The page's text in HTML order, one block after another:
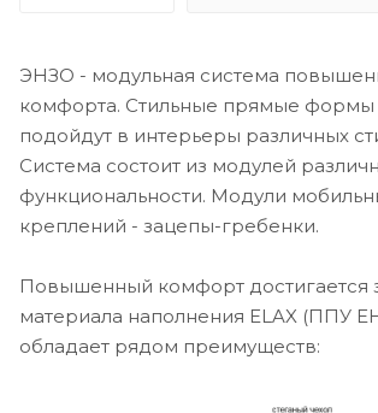
ЭНЗО - модульная система
комфорта. Стильные прямые
подойдут в интерьеры различных
Система состоит из модулей
функциональности. Модули
креплений - зацепы-гребенки.
Повышенный комфорт достигается
материала наполнения ELAX (ППУ
обладает рядом преимуществ: